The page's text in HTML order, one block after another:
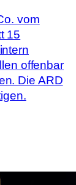
vom
15
offenbar
Die ARD